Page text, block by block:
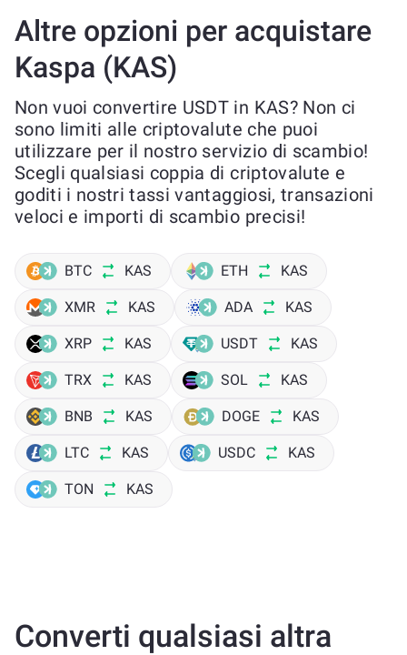
Altre opzioni per acquistare
Kaspa (KAS)
Non vuoi convertire USDT in KAS? Non ci
sono limiti alle criptovalute che puoi
utilizzare per il nostro servizio di scambio!
Scegli qualsiasi coppia di criptovalute e
goditi i nostri tassi vantaggiosi, transazioni
veloci e importi di scambio precisi!
BTC KAS ETH KAS
XMR KAS ADA KAS
XRP KAS USDT KAS
TRX KAS SOL KAS
BNB KAS DOGE KAS
LTC KAS USDC KAS
TON KAS
Converti qualsiasi altra